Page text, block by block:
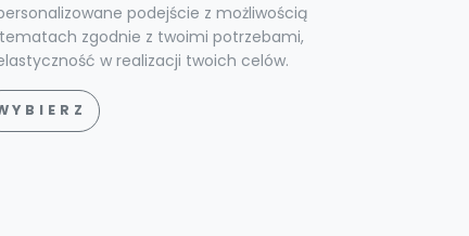
podejście z możliwością
zgodnie z twoimi potrzebami,
w realizacji twoich celów.